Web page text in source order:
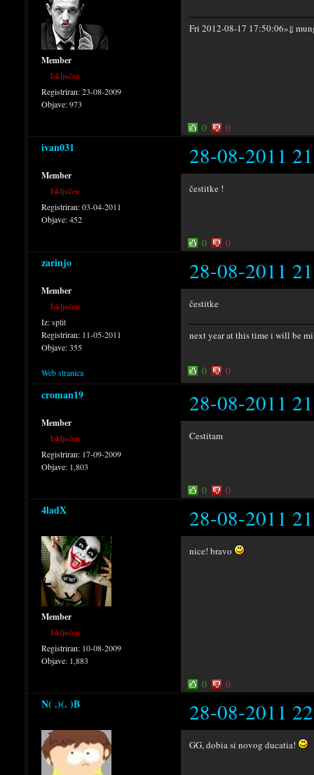
Member
Isključen
Registriran:23-08-2009
Objave:973
Fri 2012-08-17 17:50:06»⇓
0 0
ivan031 28-08-2011
Member
Isključen
Registriran:03-04-2011
Objave:452
čestitke !
0 0
zarinjo 28-08-2011
Member
Isključen
Iz:split
Registriran: 11-05-2011
Objave:355
čestitke
next year at this time i will be
Web stranica 0 0
croman19 28-08-2011
Member
Isključen
Registriran: 17-09-2009
Objave: 1,803
Cestitam
0 0
4ladX 28-08-2011
Member
Isključen
Registriran: 10-08-2009
Objave: 1,883
nice! bravo
0 0
N( .)(. )B 28-08-2011
GG, dobia si novog ducatia!